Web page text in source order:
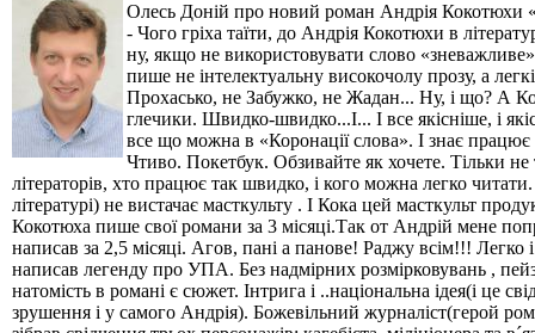
Олесь Доній про новий роман Андрія Кокотюхи
- Чого гріха таїти, до Андрія Кокотюхи в
ну, якщо не використовувати слово
пише не інтелектуальну високочолу прозу, а
Прохасько, не Забужко, не Жадан... Ну, і що? А
глечики. Швидко-швидко...І... І все якісніше, і
все що можна в «Коронації слова». І знає працює
Чтиво. Покетбук. Обзивайте як хочете. Тільки не
літераторів, хто працює так швидко, і кого можна легко читати.
літературі) не вистачає масткульту . І Кока цей масткульт
Кокотюха пише свої романи за 3 місяці.Так от Андрій мене
написав за 2,5 місяці. Агов, пані а панове! Раджу всім!!!
написав легенду про УПА. Без надмірних розмірковувань ,
натомість в романі є сюжет. Інтрига і ..національна ідея(і це
зрушення і у самого Андрія). Божевільний журналіст(герой